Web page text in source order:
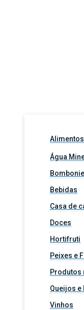
Água
Bebidas
Casa de
Doces
Hortifruti
Peixes e
Produtos
Queijos e
Vinhos